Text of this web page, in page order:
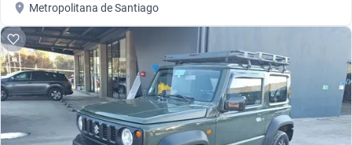
Metropolitana de Santiago